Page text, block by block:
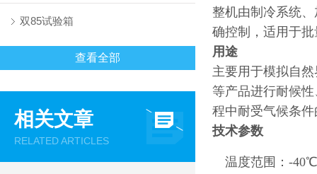
双85试验箱
查看全部
相关文章
RELATED ARTICLES
整机由制冷系统
确控制，适用于
用途
主要用于模拟自
等产品进行耐候
程中耐受气候条
技术参数
温度范围：-